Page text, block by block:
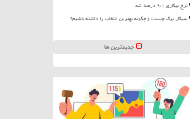
نرخ بیکاری ۹،۱ درصد شد
سیگار برگ چیست و چگونه بهترین انتخاب را داشته باشیم؟
جدیدترین ها